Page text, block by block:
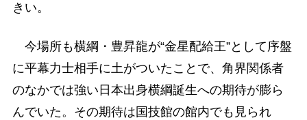
きい。
今場所も横綱・豊昇龍が“金星配給王”として序盤
に平幕力士相手に土がついたことで、角界関係者
のなかでは強い日本出身横綱誕生への期待が膨ら
んでいた。その期待は国技館の館内でも見られ